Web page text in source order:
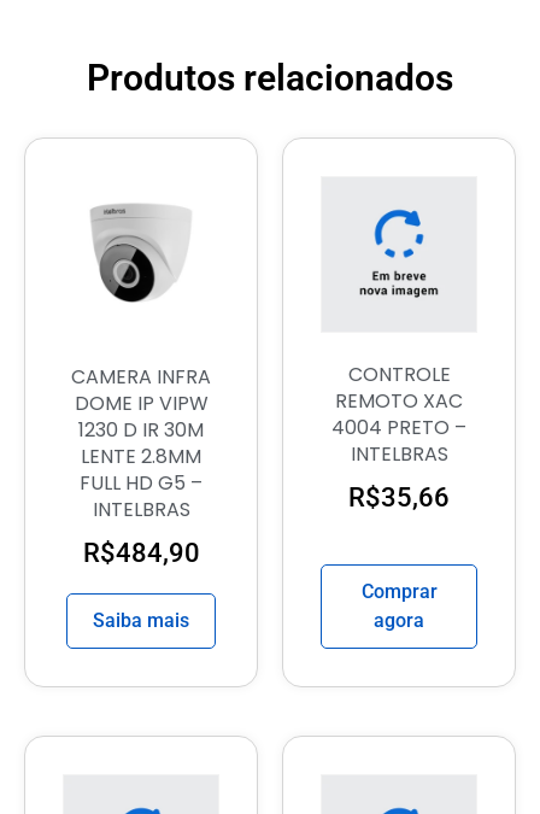
Produtos relacionados
CAMERA INFRA
DOME IP VIPW
1230 D IR 30M
LENTE 2.8MM
FULL HD G5 –
INTELBRAS
R$484,90
Saiba mais
CONTROLE
REMOTO XAC
4004 PRETO –
INTELBRAS
R$35,66
Comprar
agora